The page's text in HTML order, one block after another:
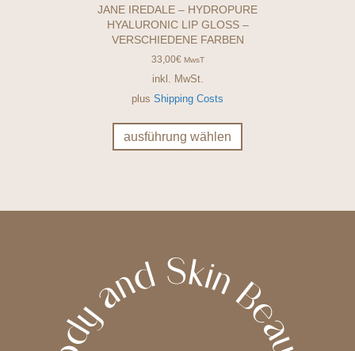
JANE IREDALE – HYDROPURE
HYALURONIC LIP GLOSS –
VERSCHIEDENE FARBEN
33,00€ MwsT
inkl. MwSt.
plus Shipping Costs
ausführung wählen
weist
Die
Produktseite
gewählt
werden